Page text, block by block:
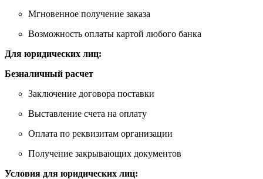
Мгновенное получение заказа
Возможность оплаты картой любого банка
Для юридических лиц:
Безналичный расчет
Заключение договора поставки
Выставление счета на оплату
Оплата по реквизитам организации
Получение закрывающих документов
Условия для юридических лиц: